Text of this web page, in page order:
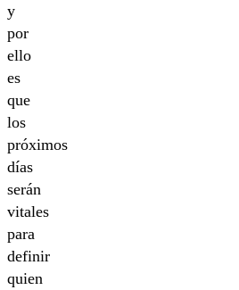
y
por
ello
es
que
los
próximos
días
serán
vitales
para
definir
quien